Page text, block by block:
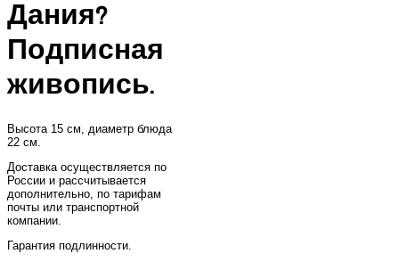
Дания?
Подписная
живопись.
Высота 15 см, диаметр блюда
22 см.
Доставка осуществляется по
России и рассчитывается
дополнительно, по тарифам
почты или транспортной
компании.
Гарантия подлинности.